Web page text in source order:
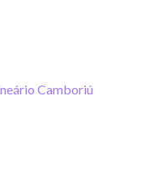
Camboriú